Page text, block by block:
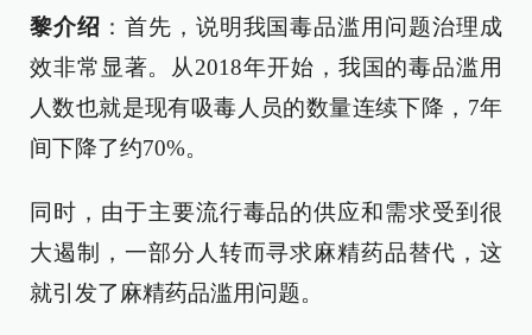
黎介绍 ：首先，说明我国毒品滥用问题治理成
效非常显著。从2018年开始，我国的毒品滥用
人数也就是现有吸毒人员的数量连续下降，7年
间下降了约70%。
同时，由于主要流行毒品的供应和需求受到很
大遏制，一部分人转而寻求麻精药品替代，这
就引发了麻精药品滥用问题。